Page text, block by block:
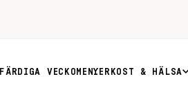
FÄRDIGA VECKOMENYER KOST & HÄLSA